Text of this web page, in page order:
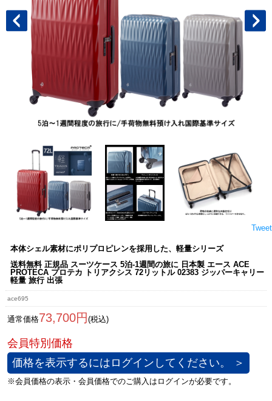
Tweet
本体シェル素材にポリプロピレンを採用した、軽量シリーズ
送料無料 正規品 スーツケース 5泊-1週間の旅に 日本製 エース ACE
PROTECA プロテカ トリアクシス 72リットル 02383 ジッパーキャリー
軽量 旅行 出張
ace695
通常価格73,700円 (税込)
価格を表示するにはログインしてください。 ＞